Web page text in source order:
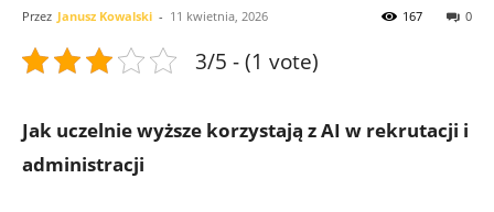
Przez Janusz Kowalski - 11 kwietnia, 2026 0
167
3/5 - (1 vote)
Jak uczelnie wyższe korzystają z AI w rekrutacji i
administracji